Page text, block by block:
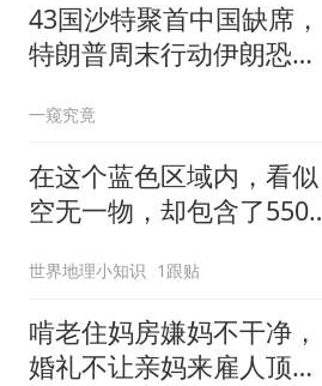
43国沙特聚首中国缺席，
特朗普周末行动伊朗恐遭
一窥究竟
在这个蓝色区域内，看似
空无一物，却包含了5500
世界地理小知识 1跟贴
啃老住妈房嫌妈不干净，
婚礼不让亲妈来雇人顶